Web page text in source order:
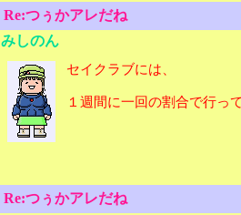
Re:つぅかアレだね
みしのん
セイクラブには、
１週間に一回の割合で行っ
Re:つぅかアレだね